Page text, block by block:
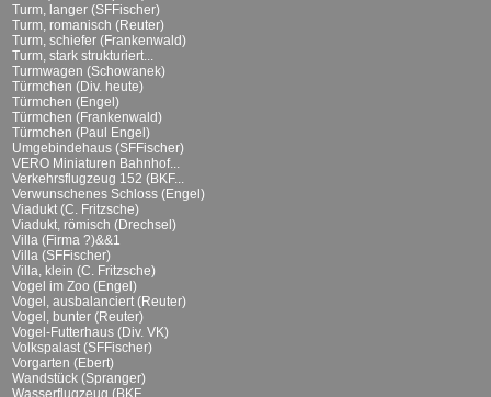
Turm, langer (SFFischer)
Turm, romanisch (Reuter)
Turm, schiefer (Frankenwald)
Turm, stark strukturiert...
Turmwagen (Schowanek)
Türmchen (Div. heute)
Türmchen (Engel)
Türmchen (Frankenwald)
Türmchen (Paul Engel)
Umgebindehaus (SFFischer)
VERO Miniaturen Bahnhof...
Verkehrsflugzeug 152 (BKF...
Verwunschenes Schloss (Engel)
Viadukt (C. Fritzsche)
Viadukt, römisch (Drechsel)
Villa (Firma ?)&&1
Villa (SFFischer)
Villa, klein (C. Fritzsche)
Vogel im Zoo (Engel)
Vogel, ausbalanciert (Reuter)
Vogel, bunter (Reuter)
Vogel-Futterhaus (Div. VK)
Volkspalast (SFFischer)
Vorgarten (Ebert)
Wandstück (Spranger)
Wasserflugzeug (BKF